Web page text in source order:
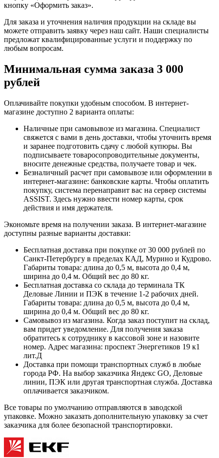
кнопку «Оформить заказ».
Для заказа и уточнения наличия продукции на складе вы
можете отправить заявку через наш сайт. Наши специалисты
предложат квалифицированные услуги и поддержку по
любым вопросам.
Минимальная сумма заказа 3 000
рублей
Оплачивайте покупки удобным способом. В интернет-
магазине доступно 2 варианта оплаты:
Наличные при самовывозе из магазина. Специалист
свяжется с вами в день доставки, чтобы уточнить время
и заранее подготовить сдачу с любой купюры. Вы
подписываете товаросопроводительные документы,
вносите денежные средства, получаете товар и чек.
Безналичный расчет при самовывозе или оформлении в
интернет-магазине: банковские карты. Чтобы оплатить
покупку, система перенаправит вас на сервер системы
ASSIST. Здесь нужно ввести номер карты, срок
действия и имя держателя.
Экономьте время на получении заказа. В интернет-магазине
доступны разные варианты доставки:
Бесплатная доставка при покупке от 30 000 рублей по
Санкт-Петербургу в пределах КАД, Мурино и Кудрово.
Габариты товара: длина до 0,5 м, высота до 0,4 м,
ширина до 0,4 м. Общий вес до 80 кг.
Бесплатная доставка со склада до терминала ТК
Деловые Линии и ПЭК в течение 1-2 рабочих дней.
Габариты товара: длина до 0,5 м, высота до 0,4 м,
ширина до 0,4 м. Общий вес до 80 кг.
Самовывоз из магазина. Когда заказ поступит на склад,
вам придет уведомление. Для получения заказа
обратитесь к сотруднику в кассовой зоне и назовите
номер. Адрес магазина: проспект Энергетиков 19 к1
лит.Д
Доставка при помощи транспортных служб в любые
города РФ. На выбор заказчика Яндекс GO, Деловые
линии, ПЭК или другая транспортная служба. Доставка
оплачивается заказчиком.
Все товары по умолчанию отправляются в заводской
упаковке. Можно заказать дополнительную упаковку за счет
заказчика для более безопасной транспортировки.